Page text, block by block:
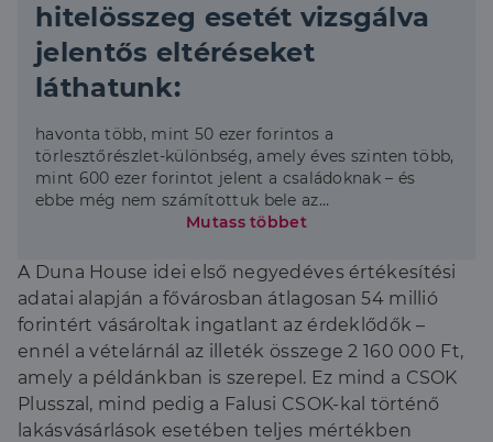
hitelösszeg esetét vizsgálva
jelentős eltéréseket
láthatunk:
havonta több, mint 50 ezer forintos a
törlesztőrészlet-különbség, amely éves szinten több,
mint 600 ezer forintot jelent a családoknak – és
ebbe még nem számítottuk bele az
illetékmentesség hozta előnyt.” – mondta el Fülöp
6,3%-os kamatozású piaci lakáshitellel
összehasonlítva, és a hitel teljes visszafizetését
tekintve, közel 20 millió forint maradhat az ügyfelek
zsebében a futamidő leteltével. Ez tartalmazza a
megspórolt vagyonszerzési illeték összegét is,
amely minden esetben az ingatlan vételárának 4%-
a.” – tette hozzá a szakértő.
Mutass többet
A Duna House idei első negyedéves értékesítési
adatai alapján a fővárosban átlagosan 54 millió
forintért vásároltak ingatlant az érdeklődők –
ennél a vételárnál az illeték összege 2 160 000 Ft,
amely a példánkban is szerepel. Ez mind a CSOK
Plusszal, mind pedig a Falusi CSOK-kal történő
lakásvásárlások esetében teljes mértékben